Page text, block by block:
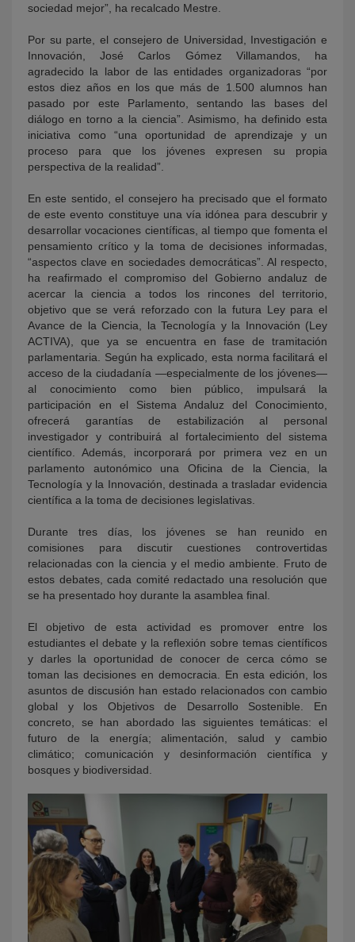
sociedad mejor”, ha recalcado Mestre.
Por su parte, el consejero de Universidad, Investigación e
Innovación, José Carlos Gómez Villamandos, ha
agradecido la labor de las entidades organizadoras “por
estos diez años en los que más de 1.500 alumnos han
pasado por este Parlamento, sentando las bases del
diálogo en torno a la ciencia”. Asimismo, ha definido esta
iniciativa como “una oportunidad de aprendizaje y un
proceso para que los jóvenes expresen su propia
perspectiva de la realidad”.
En este sentido, el consejero ha precisado que el formato
de este evento constituye una vía idónea para descubrir y
desarrollar vocaciones científicas, al tiempo que fomenta el
pensamiento crítico y la toma de decisiones informadas,
“aspectos clave en sociedades democráticas”. Al respecto,
ha reafirmado el compromiso del Gobierno andaluz de
acercar la ciencia a todos los rincones del territorio,
objetivo que se verá reforzado con la futura Ley para el
Avance de la Ciencia, la Tecnología y la Innovación (Ley
ACTIVA), que ya se encuentra en fase de tramitación
parlamentaria. Según ha explicado, esta norma facilitará el
acceso de la ciudadanía —especialmente de los jóvenes—
al conocimiento como bien público, impulsará la
participación en el Sistema Andaluz del Conocimiento,
ofrecerá garantías de estabilización al personal
investigador y contribuirá al fortalecimiento del sistema
científico. Además, incorporará por primera vez en un
parlamento autonómico una Oficina de la Ciencia, la
Tecnología y la Innovación, destinada a trasladar evidencia
científica a la toma de decisiones legislativas.
Durante tres días, los jóvenes se han reunido en
comisiones para discutir cuestiones controvertidas
relacionadas con la ciencia y el medio ambiente. Fruto de
estos debates, cada comité redactado una resolución que
se ha presentado hoy durante la asamblea final.
El objetivo de esta actividad es promover entre los
estudiantes el debate y la reflexión sobre temas científicos
y darles la oportunidad de conocer de cerca cómo se
toman las decisiones en democracia. En esta edición, los
asuntos de discusión han estado relacionados con cambio
global y los Objetivos de Desarrollo Sostenible. En
concreto, se han abordado las siguientes temáticas: el
futuro de la energía; alimentación, salud y cambio
climático; comunicación y desinformación científica y
bosques y biodiversidad.